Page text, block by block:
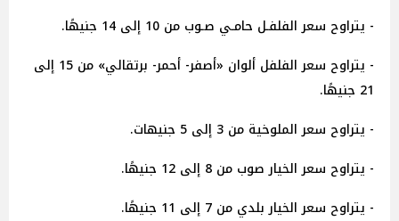
- يتراوح سعر الفلفـل حامـي صـوب من 10 إلى 14 جنيهًا.
- يتراوح سعر الفلفل ألوان «أصفر- أحمر- برتقالي» من 15 إلى
21 جنيهًا.
- يتراوح سعر الملوخية من 3 إلى 5 جنيهات.
- يتراوح سعر الخيار صوب من 8 إلى 12 جنيهًا.
- يتراوح سعر الخيار بلدي من 7 إلى 11 جنيهًا.